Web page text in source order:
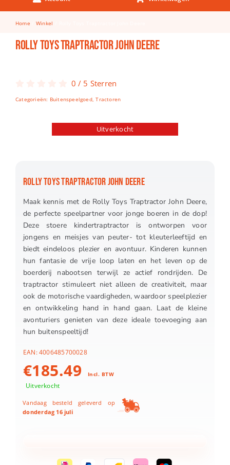
Keuken & Tafelen
Kinderfietsen
Knutselen
Spellen
Home Winkel
Rolly Toys Traptractor John Deere
0 / 5 Sterren
Categorieën: Buitenspeelgoed,Tractoren
Uitverkocht
ROLLY TOYS TRAPTRACTOR JOHN DEERE
Maak kennis met de Rolly Toys Traptractor John Deere,
de perfecte speelpartner voor jonge boeren in de dop!
Deze stoere kindertraptractor is ontworpen voor
jongens en meisjes van peuter- tot kleuterleeftijd en
biedt eindeloos plezier en avontuur. Kinderen kunnen
hun fantasie de vrije loop laten en het leven op de
boerderij nabootsen terwijl ze actief rondrijden. De
traptractor stimuleert niet alleen de creativiteit, maar
ook de motorische vaardigheden, waardoor speelplezier
en ontwikkeling hand in hand gaan. Laat de kleine
avonturiers genieten van deze ideale toevoeging aan
hun buitenspeeltijd!
EAN:4006485700028
€185.49 Incl. BTW
Uitverkocht
Vandaag besteld geleverd op
donderdag 16 juli